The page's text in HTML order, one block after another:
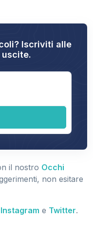
Iscriviti alle
il nostro Occhi
non esitare
Instagram e Twitter.